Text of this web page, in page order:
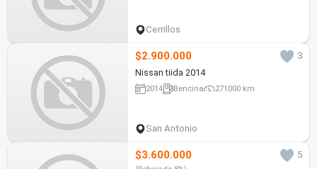
Cerrillos
$2.900.000
3
Nissan tiida 2014
2014 Bencina 271000 km
San Antonio
$3.600.000 5